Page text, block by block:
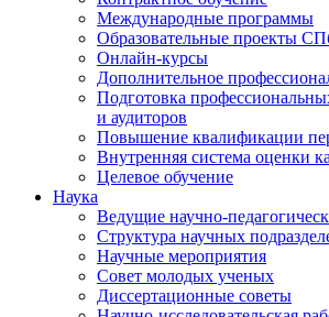
Международные программы
Образовательные проекты
Онлайн-курсы
Дополнительное
Подготовка
и аудиторов
Повышение квалификации
Внутренняя система оценки
Целевое обучение
Наука
Ведущие научно-
Структура научных
Научные мероприятия
Совет молодых ученых
Диссертационные советы